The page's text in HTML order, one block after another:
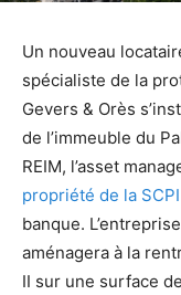
Un nouveau
spécialiste de la
Gevers & Orès
de l’immeuble du
REIM, l’asset
propriété de la
banque.
aménagera à la
II sur une surface